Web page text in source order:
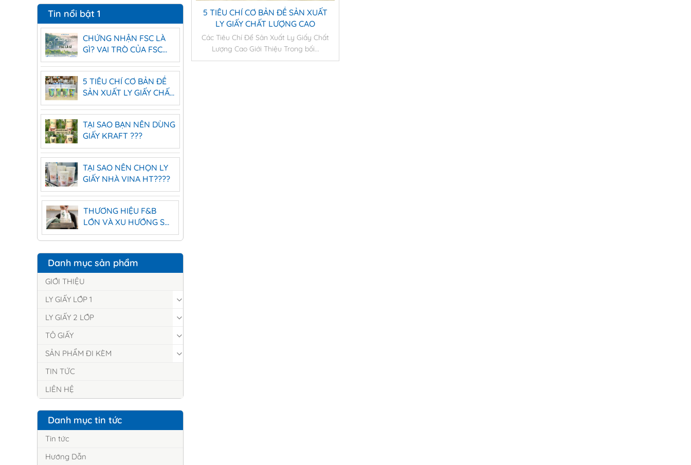
Tin nổi bật 1
CHỨNG NHẬN FSC LÀ
GÌ? VAI TRÒ CỦA FSC
TRONG SẢN XUẤT LY
GIẤY
5 TIÊU CHÍ CƠ BẢN ĐỂ
SẢN XUẤT LY GIẤY CHẤT
LƯỢNG CAO
TẠI SAO BẠN NÊN DÙNG
GIẤY KRAFT ???
TẠI SAO NÊN CHỌN LY
GIẤY NHÀ VINA HT????
THƯƠNG HIỆU F&B
LỚN VÀ XU HƯỚNG SỬ
DỤNG LY GIẤY
Danh mục sản phẩm
GIỚI THIỆU
LY GIẤY LỚP 1
LY GIẤY 2 LỚP
TÔ GIẤY
SẢN PHẨM ĐI KÈM
TIN TỨC
LIÊN HỆ
Danh mục tin tức
Tin tức
Hướng Dẫn
5 TIÊU CHÍ CƠ BẢN ĐỂ SẢN XUẤT
LY GIẤY CHẤT LƯỢNG CAO
Các Tiêu Chí Để Sản Xuất Ly Giấy Chất
Lượng Cao Giới Thiệu Trong bối...